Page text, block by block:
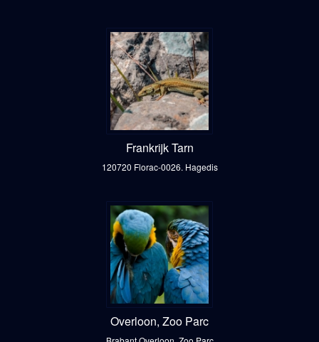
Frankrijk Tarn
120720 Florac-0026. Hagedis
Overloon, Zoo Parc